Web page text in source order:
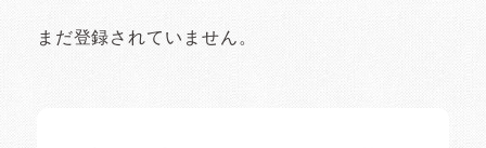
まだ登録されていません。